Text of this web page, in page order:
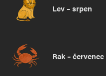
Lev – srpen
Rak – červenec